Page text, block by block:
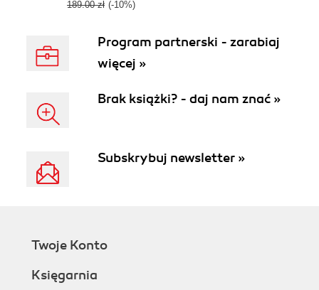
189.00 zł (-10%)
Program partnerski - zarabiaj
więcej »
Brak książki? - daj nam znać »
Subskrybuj newsletter »
Twoje Konto
Księgarnia